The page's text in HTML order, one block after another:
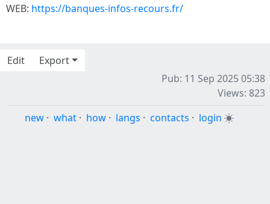
WEB: https://banques-infos-recours.fr/
Edit
Export
Pub: 11 Sep 2025 05:38
Views: 823
new · what · how · langs · contacts · login